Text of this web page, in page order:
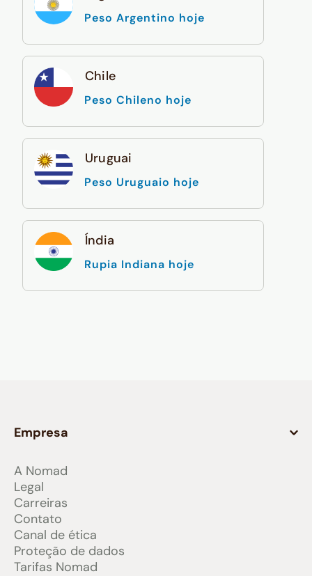
Peso Argentino hoje
Chile
Peso Chileno hoje
Uruguai
Peso Uruguaio hoje
Índia
Rupia Indiana hoje
Empresa
A Nomad
Legal
Carreiras
Contato
Canal de ética
Proteção de dados
Tarifas Nomad